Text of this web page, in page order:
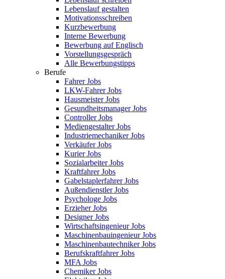
Lebenslauf gestalten
Motivationsschreiben
Kurzbewerbung
Interne Bewerbung
Bewerbung auf Englisch
Vorstellungsgespräch
Alle Bewerbungstipps
Berufe
Fahrer Jobs
LKW-Fahrer Jobs
Hausmeister Jobs
Gesundheitsmanager Jobs
Controller Jobs
Mediengestalter Jobs
Industriemechaniker Jobs
Verkäufer Jobs
Kurier Jobs
Sozialarbeiter Jobs
Kraftfahrer Jobs
Gabelstaplerfahrer Jobs
Außendienstler Jobs
Psychologe Jobs
Erzieher Jobs
Designer Jobs
Wirtschaftsingenieur Jobs
Maschinenbauingenieur Jobs
Maschinenbautechniker Jobs
Berufskraftfahrer Jobs
MFA Jobs
Chemiker Jobs